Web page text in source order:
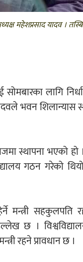
महेशप्रसाद यादव ।
लागि
भवन शिलान्यास
स्थापना भएको
गठन गरेको
हेर्ने मन्त्री
छ ।
रहने प्रावधान छ ।